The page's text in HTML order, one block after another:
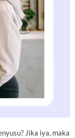
Jika iya, maka